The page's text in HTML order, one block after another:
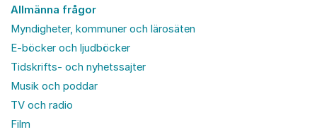
Allmänna frågor
Myndigheter, kommuner och lärosäten
E-böcker och ljudböcker
Tidskrifts- och nyhetssajter
Musik och poddar
TV och radio
Film